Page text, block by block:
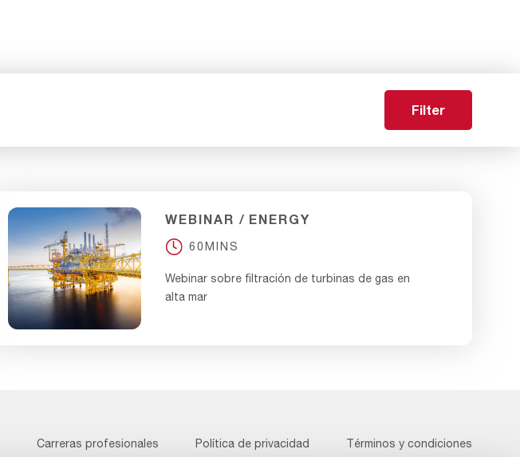
Filter
WEBINAR ENERGY
60MINS
Webinar sobre filtración de turbinas de gas en
alta mar
Carreras profesionales Política de privacidad Términos y condiciones